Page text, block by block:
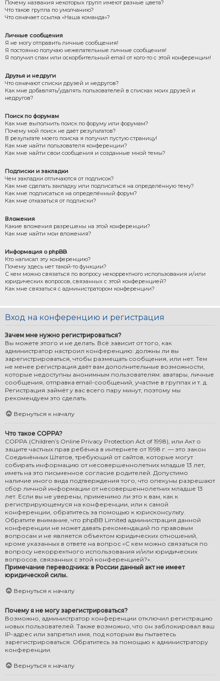
Почему названия некоторых групп имеют разные цвета?
Что такое группа по умолчанию?
Что означает ссылка «Наша команда»?
Личные сообщения
Я не могу отправить личные сообщения!
Я постоянно получаю нежелательные личные сообщения!
Я получил спам или оскорбительный email от кого-то с этой конференции!
Друзья и недруги
Что означают списки друзей и недругов?
Как мне добавлять/удалять пользователей в списках моих друзей и
недругов?
Поиск по форумам
Как мне выполнить поиск по форуму или форумам?
Почему мой поиск не даёт результатов?
В результате моего поиска я получил пустую страницу!
Как мне найти пользователя конференции?
Как мне найти свои сообщения и созданные мной темы?
Подписки и закладки
Чем закладки отличаются от подписок?
Как мне сделать закладку или подписаться на определённую тему?
Как мне подписаться на определённый форум?
Как мне отказаться от подписки?
Вложения
Какие вложения разрешены на этой конференции?
Как мне найти мои вложения?
Информация о phpBB
Кто написал эту конференцию?
Почему здесь нет такой-то функции?
С кем можно связаться по вопросу некорректного использования и/или
юридических вопросов, связанных с этой конференцией?
Как мне связаться с администратором конференции?
Вход на конференцию и регистрация
Зачем мне нужно регистрироваться?
Вы можете этого и не делать. Всё зависит от того, как
администратор настроил конференцию: должны ли вы
зарегистрироваться, чтобы размещать сообщения, или нет. Тем
не менее регистрация даёт вам дополнительные возможности,
которые недоступны анонимным пользователям: аватары, личные
сообщения, отправка email-сообщений, участие в группах и т. д.
Регистрация займёт у вас всего пару минут, поэтому мы
рекомендуем это сделать.
Вернуться к началу
Что такое COPPA?
COPPA (Children’s Online Privacy Protection Act of 1998), или Акт о
защите частных прав ребёнка в интернете от 1998 г. — это закон
Соединённых Штатов, требующий от сайтов, которые могут
собирать информацию от несовершеннолетних младше 13 лет,
иметь на это письменное согласие родителей. Допустимо
наличие иного вида подтверждения того, что опекуны разрешают
сбор личной информации от несовершеннолетних младше 13
лет. Если вы не уверены, применимо ли это к вам, как к
регистрирующемуся на конференции, или к самой
конференции, обратитесь за помощью к юрисконсульту.
Обратите внимание, что phpBB Limited администрация данной
конференции не может давать рекомендаций по правовым
вопросам и не является объектом юридических отношений,
кроме указанных в ответе на вопрос «С кем можно связаться по
вопросу некорректного использования и/или юридических
вопросов, связанных с этой конференцией?».
Примечание переводчика: в России данный акт не имеет
юридической силы..
Вернуться к началу
Почему я не могу зарегистрироваться?
Возможно, администратор конференции отключил регистрацию
новых пользователей. Также возможно, что он заблокировал ваш
IP-адрес или запретил имя, под которым вы пытаетесь
зарегистрироваться. Обратитесь за помощью к администратору
конференции.
Вернуться к началу